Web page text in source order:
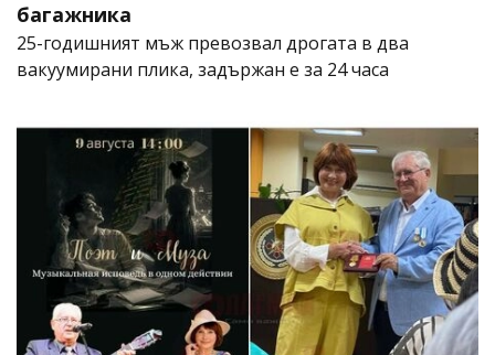
багажника
25-годишният мъж превозвал дрогата в два
вакуумирани плика, задържан е за 24 часа